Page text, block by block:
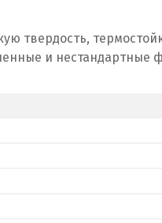
твердость,
и нестандартные